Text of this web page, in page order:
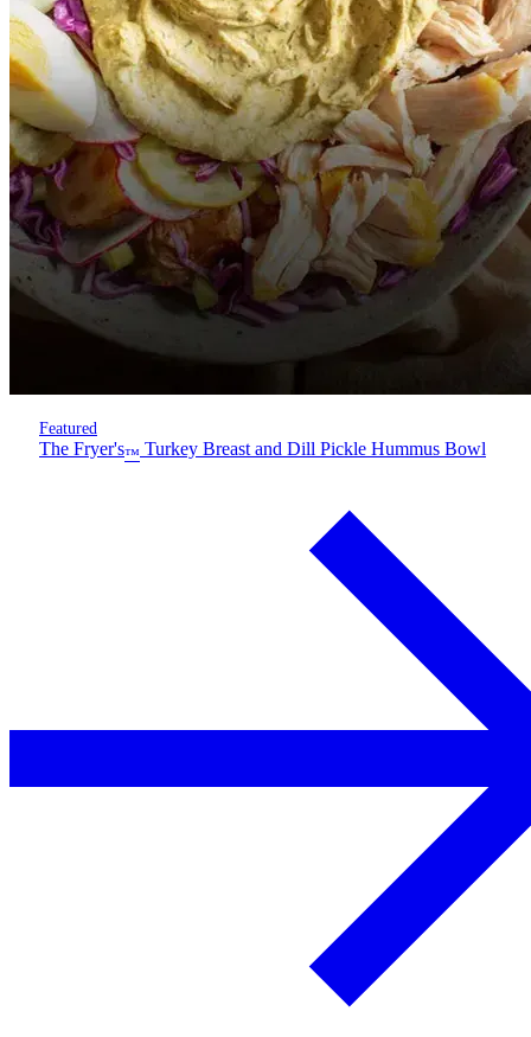
Featured
The Fryer's™ Turkey Breast and Dill Pickle Hummus Bowl